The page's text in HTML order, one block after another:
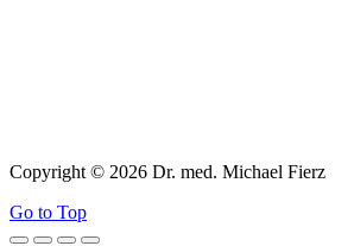
Copyright © 2026 Dr. med. Michael Fierz
Go to Top